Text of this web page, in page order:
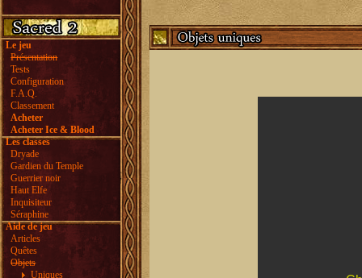
Le jeu
Présentation
Tests
Configuration
F.A.Q.
Classement
Acheter
Acheter Ice & Blood
Les classes
Dryade
Gardien du Temple
Guerrier noir
Haut Elfe
Inquisiteur
Séraphine
Aide de jeu
Articles
Quêtes
Objets
Uniques